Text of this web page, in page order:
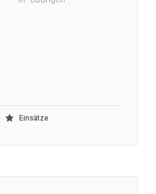
Einsätze